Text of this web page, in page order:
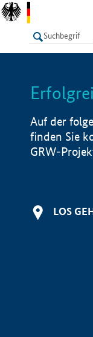
LISTE
Auf der
finden Sie
GRW-
LOS